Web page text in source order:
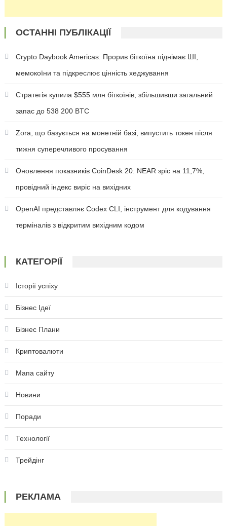
ОСТАННІ ПУБЛІКАЦІЇ
Crypto Daybook Americas: Прорив біткоїна піднімає ШІ,
мемокоїни та підкреслює цінність хеджування
Стратегія купила $555 млн біткоїнів, збільшивши загальний
запас до 538 200 BTC
Zora, що базується на монетній базі, випустить токен після
тижня суперечливого просування
Оновлення показників CoinDesk 20: NEAR зріс на 11,7%,
провідний індекс виріс на вихідних
OpenAI представляє Codex CLI, інструмент для кодування
терміналів з відкритим вихідним кодом
КАТЕГОРІЇ
Історії успіху
Бізнес Ідеї
Бізнес Плани
Криптовалюти
Мапа сайту
Новини
Поради
Технології
Трейдінг
РЕКЛАМА